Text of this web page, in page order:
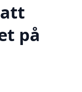
på